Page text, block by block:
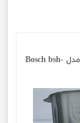
خردکن دو کاسه 3.8 لیتری 1800 واتی برند بوش مدل Bosch bsh-